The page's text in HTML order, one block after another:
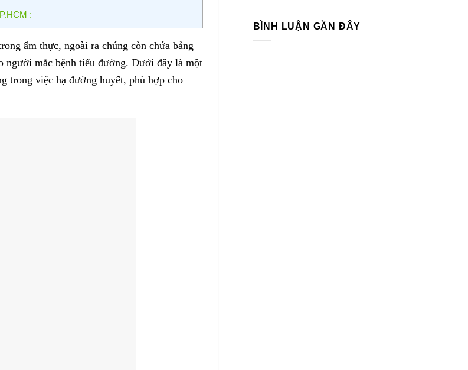
:
ẩm thực, ngoài ra chúng còn chứa bảng
người mắc bệnh tiểu đường. Dưới đây là một
trong việc hạ đường huyết, phù hợp cho
BÌNH LUẬN GẦN ĐÂY